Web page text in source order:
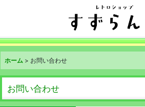
ホーム > お問い合わせ
お問い合わせ